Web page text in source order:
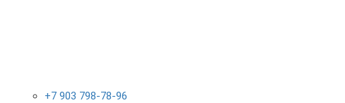
+7 903 798-78-96